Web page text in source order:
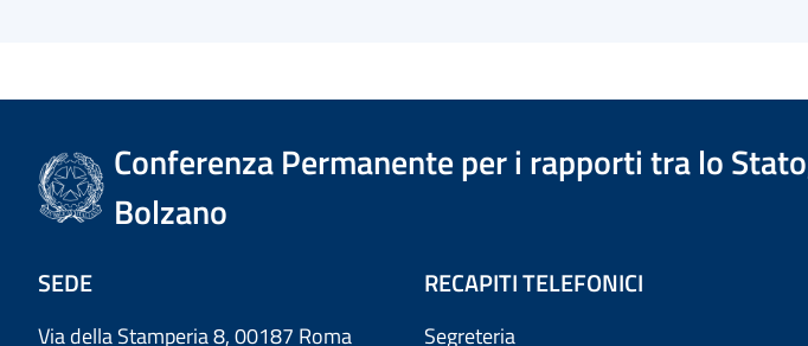
Conferenza Permanente per i rapporti tra lo
Bolzano
SEDE
Via della Stamperia 8, 00187 Roma
RECAPITI TELEFONICI
Segreteria